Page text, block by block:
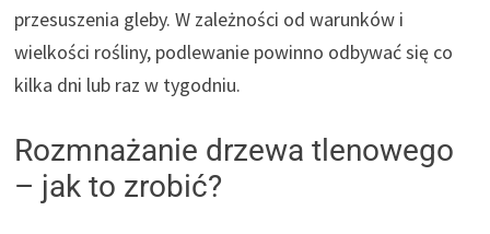
przesuszenia gleby. W zależności od warunków i
wielkości rośliny, podlewanie powinno odbywać się co
kilka dni lub raz w tygodniu.
Rozmnażanie drzewa tlenowego
– jak to zrobić?